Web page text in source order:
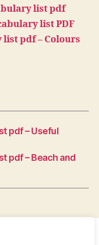
list pdf
list PDF
pdf – Colours
pdf – Useful
pdf – Beach and
POLICY